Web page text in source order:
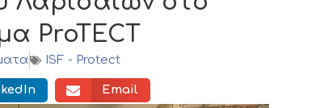
ProTECT
ISF - Protect
Email